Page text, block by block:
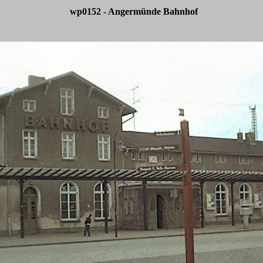
wp0152 - Angermünde Bahnhof